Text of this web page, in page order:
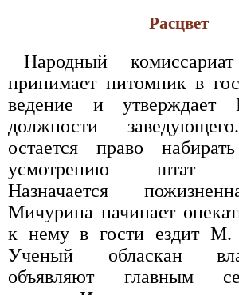
Расцвет
Народный
принимает питомник в
ведение и утверждает
должности
остается право
усмотрению штат
Назначается
Мичурина начинает
к нему в гости ездит
Ученый обласкан
объявляют главным